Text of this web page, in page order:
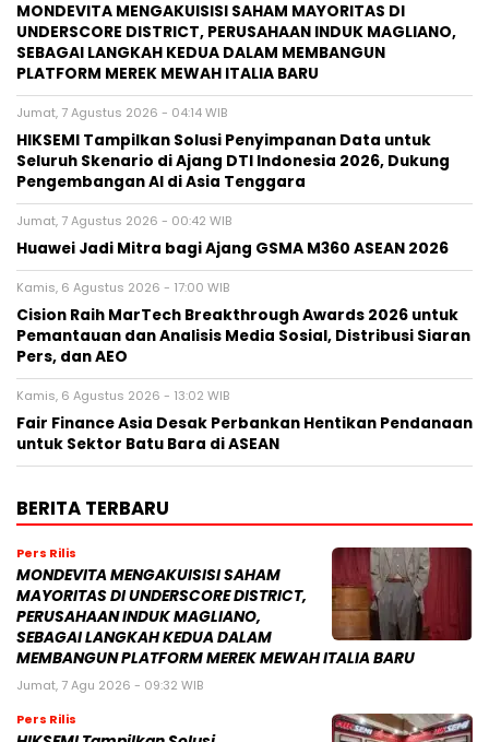
MONDEVITA MENGAKUISISI SAHAM MAYORITAS DI
UNDERSCORE DISTRICT, PERUSAHAAN INDUK MAGLIANO,
SEBAGAI LANGKAH KEDUA DALAM MEMBANGUN
PLATFORM MEREK MEWAH ITALIA BARU
Jumat, 7 Agustus 2026 - 04:14 WIB
HIKSEMI Tampilkan Solusi Penyimpanan Data untuk
Seluruh Skenario di Ajang DTI Indonesia 2026, Dukung
Pengembangan AI di Asia Tenggara
Jumat, 7 Agustus 2026 - 00:42 WIB
Huawei Jadi Mitra bagi Ajang GSMA M360 ASEAN 2026
Kamis, 6 Agustus 2026 - 17:00 WIB
Cision Raih MarTech Breakthrough Awards 2026 untuk
Pemantauan dan Analisis Media Sosial, Distribusi Siaran
Pers, dan AEO
Kamis, 6 Agustus 2026 - 13:02 WIB
Fair Finance Asia Desak Perbankan Hentikan Pendanaan
untuk Sektor Batu Bara di ASEAN
BERITA TERBARU
Pers Rilis
MONDEVITA MENGAKUISISI SAHAM
MAYORITAS DI UNDERSCORE DISTRICT,
PERUSAHAAN INDUK MAGLIANO,
SEBAGAI LANGKAH KEDUA DALAM
MEMBANGUN PLATFORM MEREK MEWAH ITALIA BARU
Jumat, 7 Agu 2026 - 09:32 WIB
Pers Rilis